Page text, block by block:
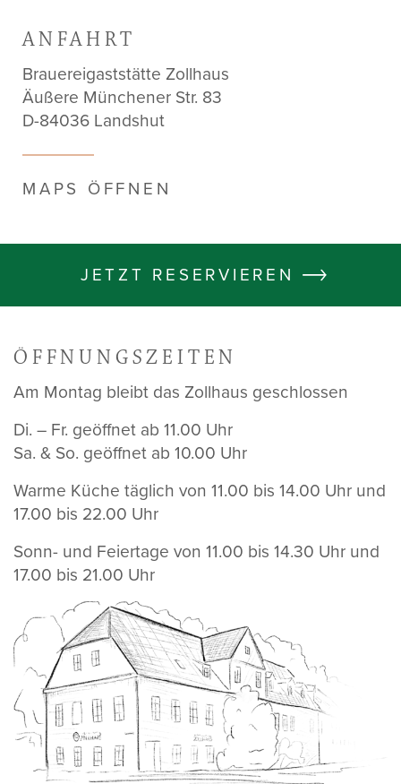
ANFAHRT
Brauereigaststätte Zollhaus
Äußere Münchener Str. 83
D-84036 Landshut
MAPS ÖFFNEN
JETZT RESERVIEREN
ÖFFNUNGSZEITEN
Am Montag bleibt das Zollhaus geschlossen
Di. – Fr. geöffnet ab 11.00 Uhr
Sa. & So. geöffnet ab 10.00 Uhr
Warme Küche täglich von 11.00 bis 14.00 Uhr und
17.00 bis 22.00 Uhr
Sonn- und Feiertage von 11.00 bis 14.30 Uhr und
17.00 bis 21.00 Uhr